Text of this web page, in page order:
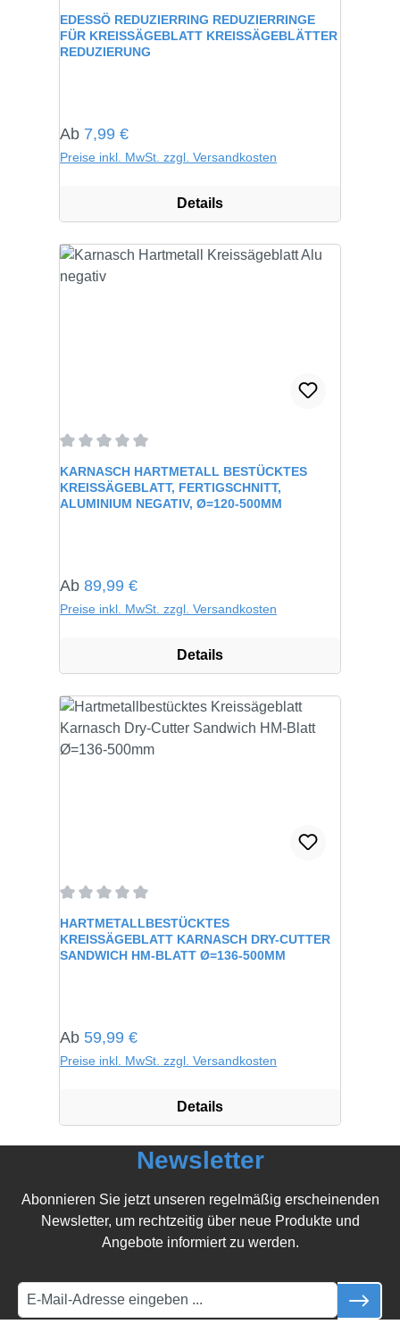
Durchschnittliche Bewertung von 5 von 5 Sternen
EDESSÖ REDUZIERRING REDUZIERRINGE
FÜR KREISSÄGEBLATT KREISSÄGEBLÄTTER
REDUZIERUNG
Regulärer Preis:
Ab 7,99 €
Preise inkl. MwSt. zzgl. Versandkosten
Details
Durchschnittliche Bewertung von 0 von 5 Sternen
KARNASCH HARTMETALL BESTÜCKTES
KREISSÄGEBLATT, FERTIGSCHNITT,
ALUMINIUM NEGATIV, Ø=120-500MM
Regulärer Preis:
Ab 89,99 €
Preise inkl. MwSt. zzgl. Versandkosten
Details
Durchschnittliche Bewertung von 0 von 5 Sternen
HARTMETALLBESTÜCKTES
KREISSÄGEBLATT KARNASCH DRY-CUTTER
SANDWICH HM-BLATT Ø=136-500MM
Regulärer Preis:
Ab 59,99 €
Preise inkl. MwSt. zzgl. Versandkosten
Details
Newsletter
Abonnieren Sie jetzt unseren regelmäßig erscheinenden
Newsletter, um rechtzeitig über neue Produkte und
Angebote informiert zu werden.